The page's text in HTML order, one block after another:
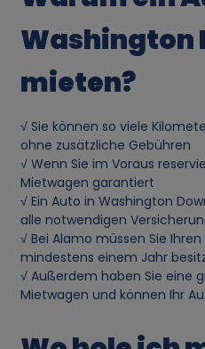
Washington
mieten?
√ Sie können so viele
ohne zusätzliche Gebühren
√ Wenn Sie im Voraus
Mietwagen garantiert
√ Ein Auto in Washington
alle notwendigen
√ Bei Alamo müssen Sie
mindestens einem Jahr
√ Außerdem haben Sie eine
Mietwagen und können Ihr
n
d
u
n
g
v
o